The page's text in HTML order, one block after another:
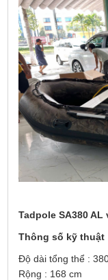
Tadpole SA380 AL
Thông số kỹ thuật
Độ dài tổng thể :
Rộng : 168 cm